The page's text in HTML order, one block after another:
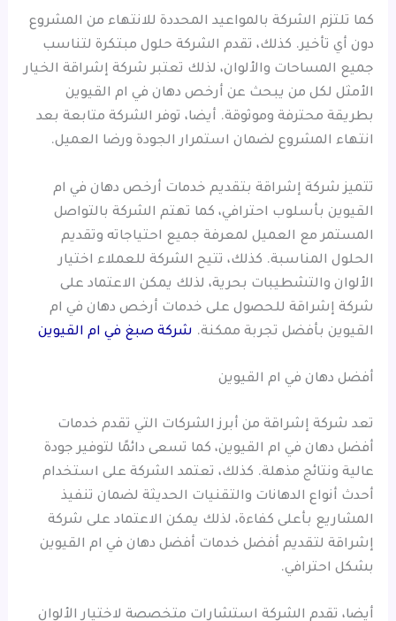
كما تلتزم الشركة بالمواعيد المحددة للانتهاء من المشروع
دون أي تأخير. كذلك، تقدم الشركة حلول مبتكرة لتناسب
جميع المساحات والألوان، لذلك تعتبر شركة إشراقة الخيار
الأمثل لكل من يبحث عن أرخص دهان في ام القيوين
بطريقة محترفة وموثوقة. أيضا، توفر الشركة متابعة بعد
انتهاء المشروع لضمان استمرار الجودة ورضا العميل.
تتميز شركة إشراقة بتقديم خدمات أرخص دهان في ام
القيوين بأسلوب احترافي، كما تهتم الشركة بالتواصل
المستمر مع العميل لمعرفة جميع احتياجاته وتقديم
الحلول المناسبة. كذلك، تتيح الشركة للعملاء اختيار
الألوان والتشطيبات بحرية، لذلك يمكن الاعتماد على
شركة إشراقة للحصول على خدمات أرخص دهان في ام
القيوين بأفضل تجربة ممكنة. شركة صبغ في ام القيوين
أفضل دهان في ام القيوين
تعد شركة إشراقة من أبرز الشركات التي تقدم خدمات
أفضل دهان في ام القيوين، كما تسعى دائمًا لتوفير جودة
عالية ونتائج مذهلة. كذلك، تعتمد الشركة على استخدام
أحدث أنواع الدهانات والتقنيات الحديثة لضمان تنفيذ
المشاريع بأعلى كفاءة، لذلك يمكن الاعتماد على شركة
إشراقة لتقديم أفضل خدمات أفضل دهان في ام القيوين
بشكل احترافي.
أيضا، تقدم الشركة استشارات متخصصة لاختيار الألوان